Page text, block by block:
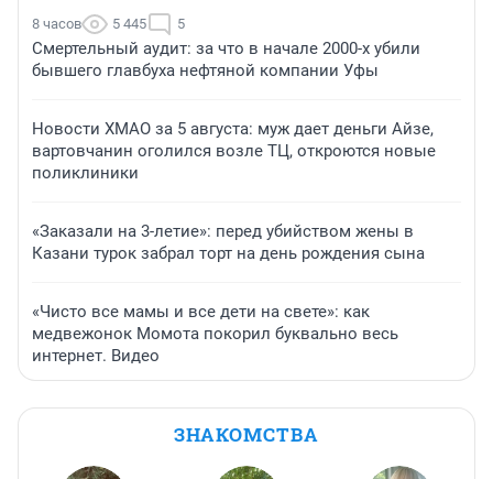
8 часов 5 445 5
Смертельный аудит: за что в начале 2000-х убили
бывшего главбуха нефтяной компании Уфы
Новости ХМАО за 5 августа: муж дает деньги Айзе,
вартовчанин оголился возле ТЦ, откроются новые
поликлиники
«Заказали на 3-летие»: перед убийством жены в
Казани турок забрал торт на день рождения сына
«Чисто все мамы и все дети на свете»: как
медвежонок Момота покорил буквально весь
интернет. Видео
ЗНАКОМСТВА